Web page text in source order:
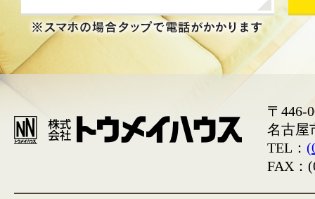
〒446-
名古屋
TEL：
FAX：